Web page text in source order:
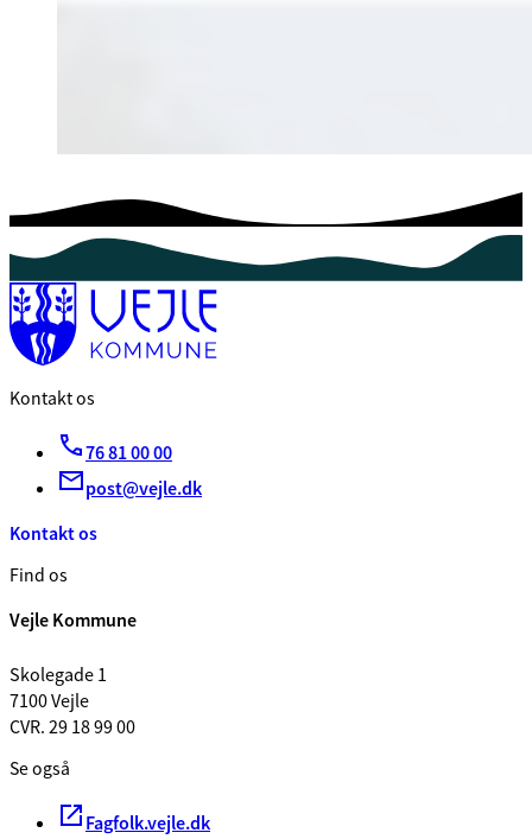
Kontakt os
76 81 00 00
post@vejle.dk
Kontakt os
Find os
Vejle Kommune
Skolegade 1
7100 Vejle
CVR. 29 18 99 00
Se også
Fagfolk.vejle.dk